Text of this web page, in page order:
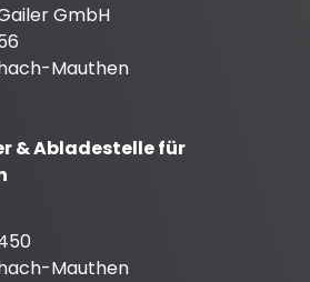
GmbH
Mauthen
& Abladestelle für
Mauthen